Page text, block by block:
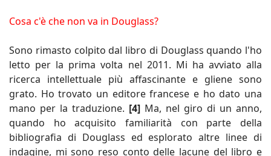
Cosa c'è che non va in Douglass?
Sono rimasto colpito dal libro di Douglass quando l'ho
letto per la prima volta nel 2011. Mi ha avviato alla
ricerca intellettuale più affascinante e gliene sono
grato. Ho trovato un editore francese e ho dato una
mano per la traduzione. [4] Ma, nel giro di un anno,
quando ho acquisito familiarità con parte della
bibliografia di Douglass ed esplorato altre linee di
indagine, mi sono reso conto delle lacune del libro e